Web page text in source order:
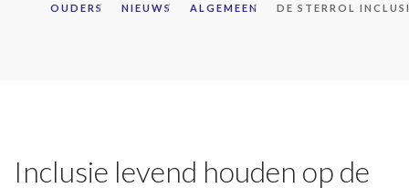
CONTACT
OUDERS NIEUWS ALGEMEEN DE STERROL
Inclusie levend houden op de